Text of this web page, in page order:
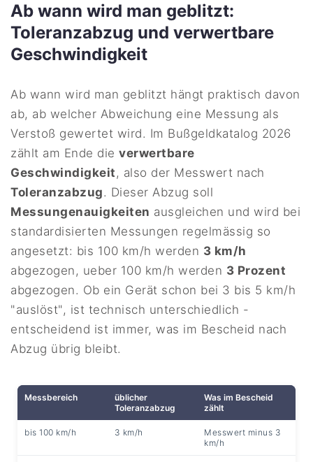
Ab wann wird man geblitzt:
Toleranzabzug und verwertbare
Geschwindigkeit
Ab wann wird man geblitzt hängt praktisch davon
ab, ab welcher Abweichung eine Messung als
Verstoß gewertet wird. Im Bußgeldkatalog 2026
zählt am Ende dieverwertbare
Geschwindigkeit, also der Messwert nach
Toleranzabzug. Dieser Abzug soll
Messungenauigkeiten ausgleichen und wird bei
standardisierten Messungen regelmässig so
angesetzt: bis 100 km/h werden 3 km/h
abgezogen, ueber 100 km/h werden 3 Prozent
abgezogen. Ob ein Gerät schon bei 3 bis 5 km/h
"auslöst", ist technisch unterschiedlich -
entscheidend ist immer, was im Bescheid nach
Abzug übrig bleibt.
Messbereich
üblicher
Toleranzabzug
Was im Bescheid
zählt
bis 100 km/h 3 km/h
Messwert minus 3
km/h